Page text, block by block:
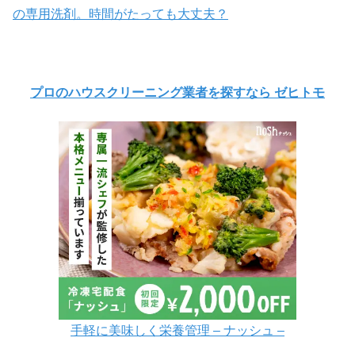
の専用洗剤。時間がたっても大丈夫？
プロのハウスクリーニング業者を探すなら ゼヒトモ
手軽に美味しく栄養管理 – ナッシュ –